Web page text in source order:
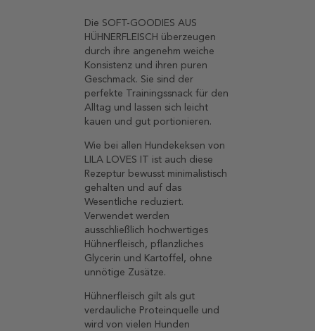
Die SOFT-GOODIES AUS
HÜHNERFLEISCH überzeugen
durch ihre angenehm weiche
Konsistenz und ihren puren
Geschmack. Sie sind der
perfekte Trainingssnack für den
Alltag und lassen sich leicht
kauen und gut portionieren.
Wie bei allen Hundekeksen von
LILA LOVES IT ist auch diese
Rezeptur bewusst minimalistisch
gehalten und auf das
Wesentliche reduziert.
Verwendet werden
ausschließlich hochwertiges
Hühnerfleisch, pflanzliches
Glycerin und Kartoffel, ohne
unnötige Zusätze.
Hühnerfleisch gilt als gut
verdauliche Proteinquelle und
wird von vielen Hunden